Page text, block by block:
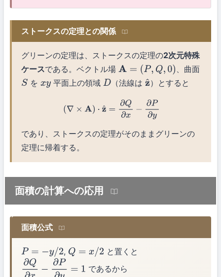
ストークスの定理との関係
グリーンの定理は、ストークスの定理の2次元特殊
ケースである。ベクトル場 A= (P, Q,0)
、曲面
Sを xy平面上の領域 D （法線は z^）とすると
(∇ A )⋅ ^= ∂x−∂ y
であり、ストークスの定理がそのままグリーンの
定理に帰着する。
面積の計算への応用
面積公式
P=−y /2 , Q=x/ 2 と置くと
∂Q∂x−∂P∂y=1 であるから